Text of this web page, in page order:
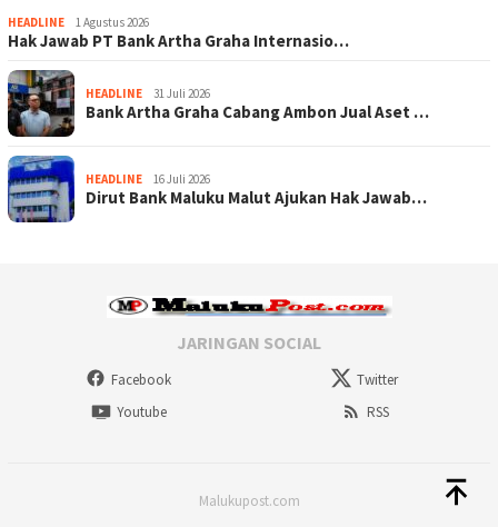
HEADLINE 1 Agustus 2026
Hak Jawab PT Bank Artha Graha Internasio…
HEADLINE 31 Juli 2026
Bank Artha Graha Cabang Ambon Jual Aset …
HEADLINE 16 Juli 2026
Dirut Bank Maluku Malut Ajukan Hak Jawab…
JARINGAN SOCIAL
Facebook
Twitter
Youtube
RSS
Malukupost.com